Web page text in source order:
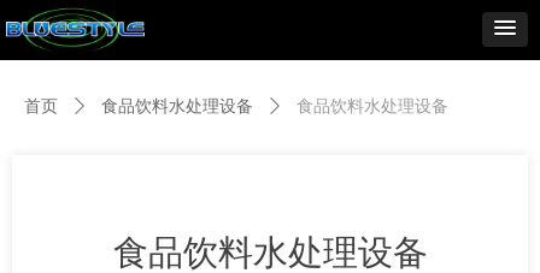
首页 ꄲ 食品饮料水处理设备 ꄲ 食品饮料水处理设备
食品饮料水处理设备